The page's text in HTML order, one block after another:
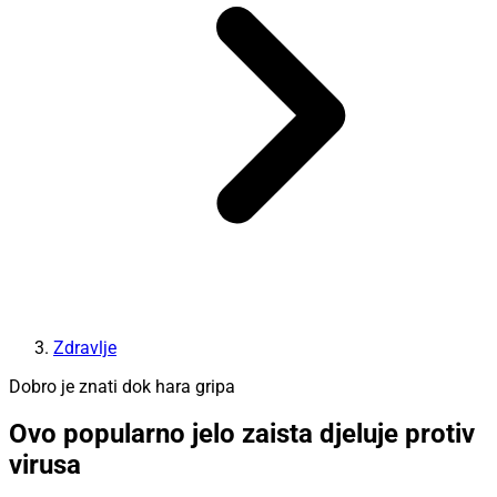
Zdravlje
Dobro je znati dok hara gripa
Ovo popularno jelo zaista djeluje protiv
virusa